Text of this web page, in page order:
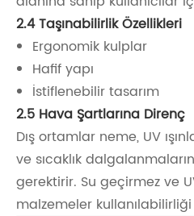
2.4 Taşınabilirlik Özellikleri
Ergonomik kulplar
Hafif yapı
İstiflenebilir tasarım
2.5 Hava Şartlarına Direnç
Dış ortamlar neme, UV
ve sıcaklık
gerektirir. Su geçirmez ve
malzemeler